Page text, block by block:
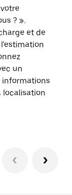
? ».
et de
un
informations
localisation